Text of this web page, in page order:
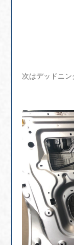
次はデッドニン